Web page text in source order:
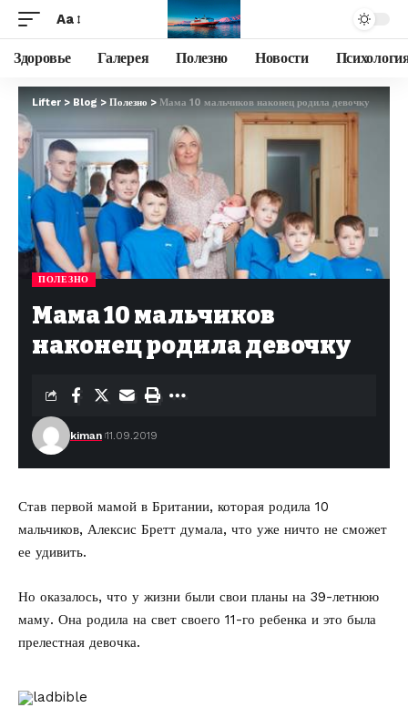
Aa
Здоровье Галерея Полезно Новости
Lifter > Blog > Полезно > Мама 10 мальчиков наконец родила девочку
ПОЛЕЗНО
Мама 10 мальчиков
наконец родила девочку
kiman 11.09.2019
Став первой мамой в Британии, которая родила 10
мальчиков, Алексис Бретт думала, что уже ничто не сможет
ее удивить.
Но оказалось, что у жизни были свои планы на 39-летнюю
маму. Она родила на свет своего 11-го ребенка и это была
прелестная девочка.
ladbible